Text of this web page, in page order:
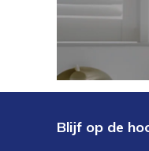
Blijf op de